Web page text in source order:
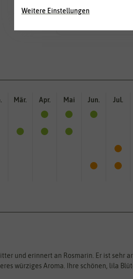
violett
Wie ist die Blüte
auch mehrfarbig sein.
Mär. Apr. Mai Jun. Jul.
und erinnert an Rosmarin. Er ist sehr
würziges Aroma. Ihre schönen, lila
Weitere Einstellungen